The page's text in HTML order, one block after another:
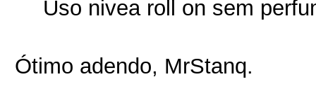
Uso nivea roll on sem
Ótimo adendo, MrStanq.